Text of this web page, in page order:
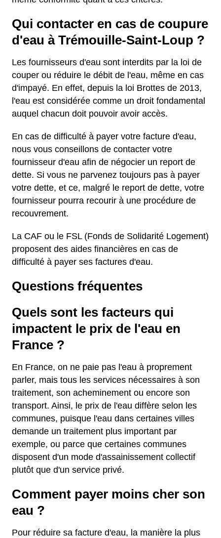
Qui contacter en cas de coupure
d'eau à Trémouille-Saint-Loup ?
Les fournisseurs d'eau sont interdits par la loi de
couper ou réduire le débit de l'eau, même en cas
d'impayé. En effet, depuis la loi Brottes de 2013,
l'eau est considérée comme un droit fondamental
auquel chacun doit pouvoir avoir accès.
En cas de difficulté à payer votre facture d'eau,
nous vous conseillons de contacter votre
fournisseur d'eau afin de négocier un report de
dette. Si vous ne parvenez toujours pas à payer
votre dette, et ce, malgré le report de dette, votre
fournisseur pourra recourir à une procédure de
recouvrement.
La CAF ou le FSL (Fonds de Solidarité Logement)
proposent des aides financières en cas de
difficulté à payer ses factures d'eau.
Questions fréquentes
Quels sont les facteurs qui
impactent le prix de l'eau en
France ?
En France, on ne paie pas l'eau à proprement
parler, mais tous les services nécessaires à son
traitement, son acheminement ou encore son
transport. Ainsi, le prix de l'eau diffère selon les
communes, puisque l'eau dans certaines villes
demande un traitement plus important par
exemple, ou parce que certaines communes
disposent d'un mode d'assainissement collectif
plutôt que d'un service privé.
Comment payer moins cher son
eau ?
Pour réduire sa facture d'eau, la manière la plus